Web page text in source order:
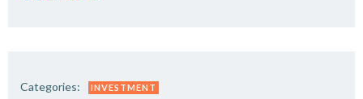
Categories: INVESTMENT